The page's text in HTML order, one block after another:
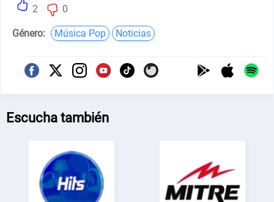
2 0
Género: Música Pop Noticias
Escucha también